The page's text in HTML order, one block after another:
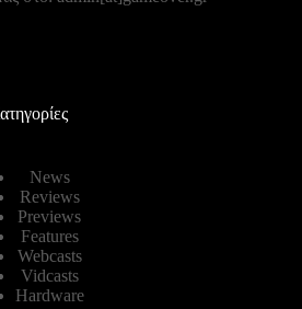
News
Reviews
Previews
Features
Webcasts
Vidcasts
Hardware